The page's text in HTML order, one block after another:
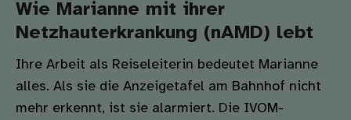
Wie Marianne mit ihrer
Netzhauterkrankung (nAMD) lebt
Ihre Arbeit als Reiseleiterin bedeutet Marianne
alles. Als sie die Anzeigetafel am Bahnhof nicht
mehr erkennt, ist sie alarmiert. Die IVOM-